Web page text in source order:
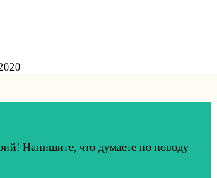
Напишите, что думаете по поводу